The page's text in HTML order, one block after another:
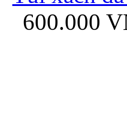
600.000